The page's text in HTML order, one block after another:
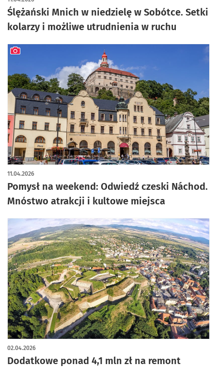
Ślężański Mnich w niedzielę w Sobótce. Setki
kolarzy i możliwe utrudnienia w ruchu
Pomysł na weekend: Odwiedź czeski Náchod.
Mnóstwo atrakcji i kultowe miejsca
11.04.2026
artykuł z galerią zdjęć
Dodatkowe ponad 4,1 mln zł na remont
02.04.2026